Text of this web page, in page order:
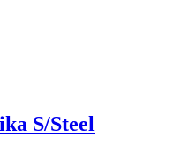
S/Steel